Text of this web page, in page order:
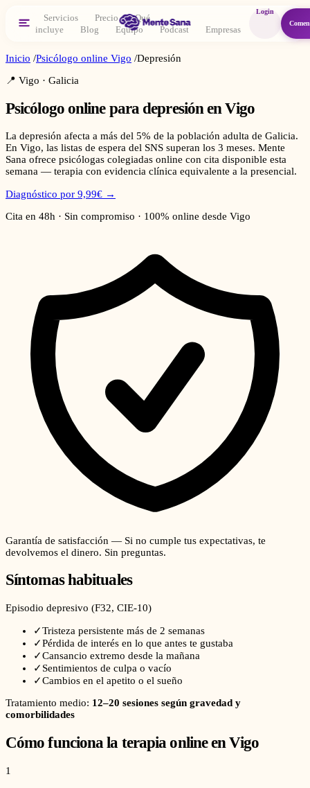
Servicios Precio
Qué
incluye
Blog Equipo Podcast Empresas
Login
Inicio /Psicólogo online Vigo /Depresión
📍 Vigo · Galicia
Psicólogo online para depresión enVigo
La depresión afecta a más del 5% de la población adulta de Galicia.
En Vigo, las listas de espera del SNS superan los 3 meses. Mente
Sana ofrece psicólogas colegiadas online con cita disponible esta
semana — terapia con evidencia clínica equivalente a la presencial.
Diagnóstico por 9,99€ →
Cita en 48h · Sin compromiso · 100% online desde Vigo
Garantía de satisfacción — Si no cumple tus expectativas, te
devolvemos el dinero. Sin preguntas.
Síntomas habituales
Episodio depresivo (F32, CIE-10)
✓Tristeza persistente más de 2 semanas
✓Pérdida de interés en lo que antes te gustaba
✓Cansancio extremo desde la mañana
✓ Sentimientos de culpa o vacío
✓Cambios en el apetito o el sueño
Tratamiento medio: 12–20 sesiones según gravedad y
comorbilidades
Cómo funciona la terapia online enVigo
1